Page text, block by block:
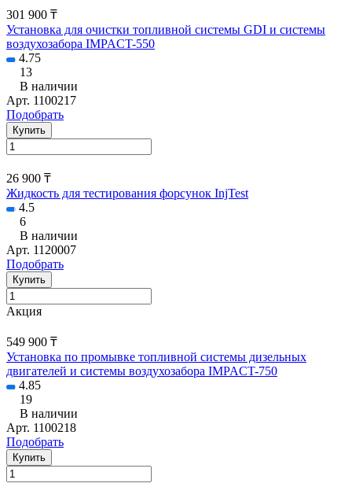
301 900 ₸
Установка для очистки топливной системы GDI и системы
воздухозабора IMPACT-550
4.75
13
В наличии
Арт. 1100217
Подобрать
Купить
26 900 ₸
Жидкость для тестирования форсунок InjTest
4.5
6
В наличии
Арт. 1120007
Подобрать
Купить
Акция
549 900 ₸
Установка по промывке топливной системы дизельных
двигателей и системы воздухозабора IMPACT-750
4.85
19
В наличии
Арт. 1100218
Подобрать
Купить